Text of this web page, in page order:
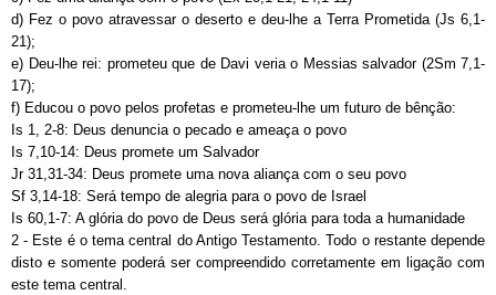
d) Fez o povo atravessar o deserto e deu-lhe a Terra Prometida (Js 6,1-
21);
e) Deu-lhe rei: prometeu que de Davi veria o Messias salvador (2Sm 7,1-
17);
f) Educou o povo pelos profetas e prometeu-lhe um futuro de bênção:
Is 1, 2-8: Deus denuncia o pecado e ameaça o povo
Is 7,10-14: Deus promete um Salvador
Jr 31,31-34: Deus promete uma nova aliança com o seu povo
Sf 3,14-18: Será tempo de alegria para o povo de Israel
Is 60,1-7: A glória do povo de Deus será glória para toda a humanidade
2 - Este é o tema central do Antigo Testamento. Todo o restante depende
disto e somente poderá ser compreendido corretamente em ligação com
este tema central.